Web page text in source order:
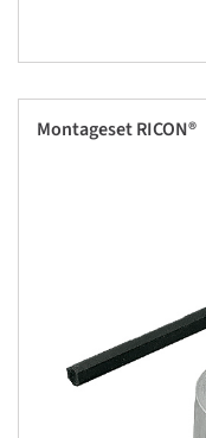
Montageset RICON®